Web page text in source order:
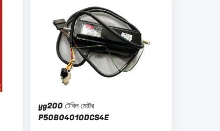
yg200 টেবিল মোটর
P50B04010DCS4E